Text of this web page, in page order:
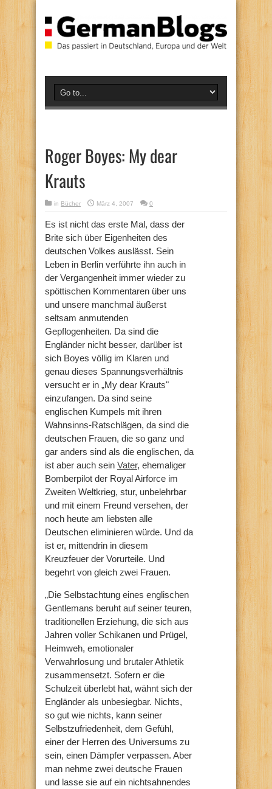
Roger Boyes: My dear
Krauts
in Bücher März 4, 2007 0
Es ist nicht das erste Mal, dass der
Brite sich über Eigenheiten des
deutschen Volkes auslässt. Sein
Leben in Berlin verführte ihn auch in
der Vergangenheit immer wieder zu
spöttischen Kommentaren über uns
und unsere manchmal äußerst
seltsam anmutenden
Gepflogenheiten. Da sind die
Engländer nicht besser, darüber ist
sich Boyes völlig im Klaren und
genau dieses Spannungsverhältnis
versucht er in „My dear Krauts"
einzufangen. Da sind seine
englischen Kumpels mit ihren
Wahnsinns-Ratschlägen, da sind die
deutschen Frauen, die so ganz und
gar anders sind als die englischen, da
ist aber auch sein Vater, ehemaliger
Bomberpilot der Royal Airforce im
Zweiten Weltkrieg, stur, unbelehrbar
und mit einem Freund versehen, der
noch heute am liebsten alle
Deutschen eliminieren würde. Und da
ist er, mittendrin in diesem
Kreuzfeuer der Vorurteile. Und
begehrt von gleich zwei Frauen.
„Die Selbstachtung eines englischen
Gentlemans beruht auf seiner teuren,
traditionellen Erziehung, die sich aus
Jahren voller Schikanen und Prügel,
Heimweh, emotionaler
Verwahrlosung und brutaler Athletik
zusammensetzt. Sofern er die
Schulzeit überlebt hat, wähnt sich der
Engländer als unbesiegbar. Nichts,
so gut wie nichts, kann seiner
Selbstzufriedenheit, dem Gefühl,
einer der Herren des Universums zu
sein, einen Dämpfer verpassen. Aber
man nehme zwei deutsche Frauen
und lasse sie auf ein nichtsahnendes